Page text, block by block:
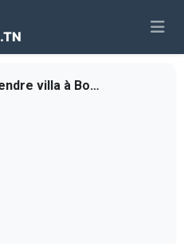
.TN